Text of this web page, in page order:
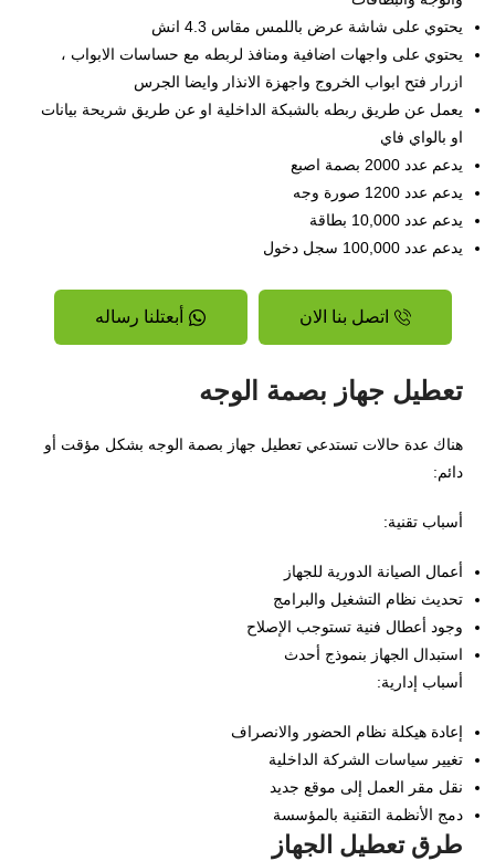
يحتوي على شاشة عرض باللمس مقاس 4.3 انش
يحتوي على واجهات اضافية ومنافذ لربطه مع حساسات الابواب ،
ازرار فتح ابواب الخروج واجهزة الانذار وايضا الجرس
يعمل عن طريق ربطه بالشبكة الداخلية او عن طريق شريحة بيانات
او بالواي فاي
يدعم عدد 2000 بصمة اصبع
يدعم عدد 1200 صورة وجه
يدعم عدد 10,000 بطاقة
يدعم عدد 100,000 سجل دخول
اتصل بنا الان أبعتلنا رساله
تعطيل جهاز بصمة الوجه
هناك عدة حالات تستدعي تعطيل جهاز بصمة الوجه بشكل مؤقت أو
دائم:
أسباب تقنية:
أعمال الصيانة الدورية للجهاز
تحديث نظام التشغيل والبرامج
وجود أعطال فنية تستوجب الإصلاح
استبدال الجهاز بنموذج أحدث
أسباب إدارية:
إعادة هيكلة نظام الحضور والانصراف
تغيير سياسات الشركة الداخلية
نقل مقر العمل إلى موقع جديد
دمج الأنظمة التقنية بالمؤسسة
طرق تعطيل الجهاز